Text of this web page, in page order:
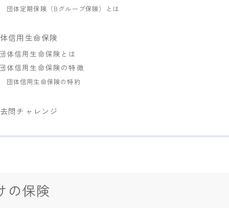
団体定期保険（Bグループ保険）とは
信用生命保険
体信用生命保険とは
体信用生命保険の特徴
団体信用生命保険の特約
問チャレンジ
の保険